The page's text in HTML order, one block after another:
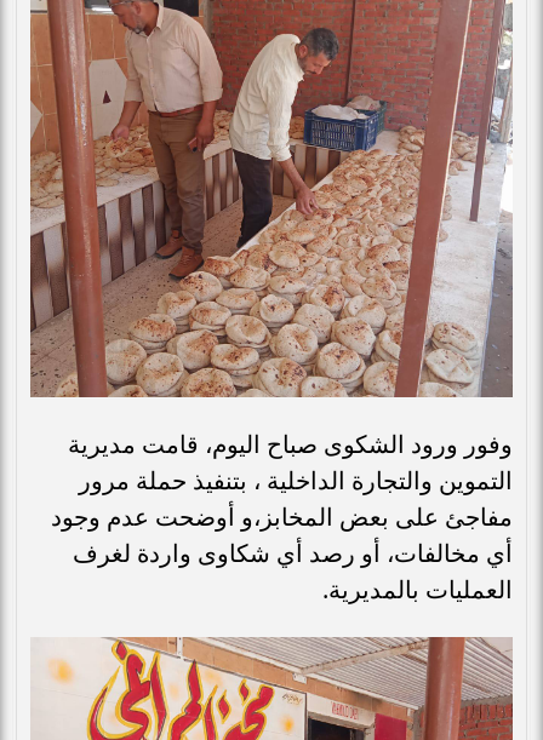
وفور ورود الشكوى صباح اليوم، قامت مديرية
التموين والتجارة الداخلية ، بتنفيذ حملة مرور
مفاجئ على بعض المخابز،و أوضحت عدم وجود
أي مخالفات، أو رصد أي شكاوى واردة لغرف
العمليات بالمديرية.